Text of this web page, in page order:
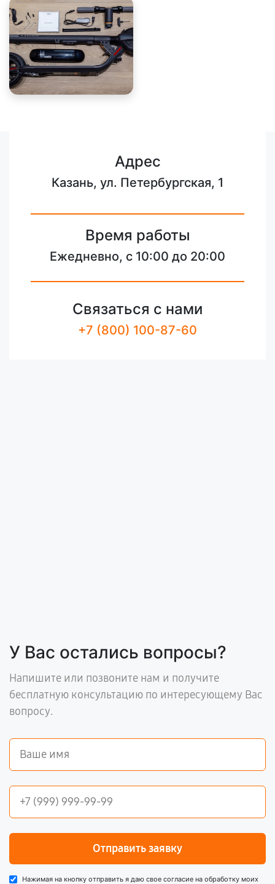
Адрес
Казань, ул. Петербургская, 1
Время работы
Ежедневно, с 10:00 до 20:00
Связаться с нами
+7 (800) 100-87-60
У Вас остались вопросы?
Напишите или позвоните нам и получите
бесплатную консультацию по интересующему Вас
вопросу.
Отправить заявку
Нажимая на кнопку отправить я даю свое согласие на обработку моих